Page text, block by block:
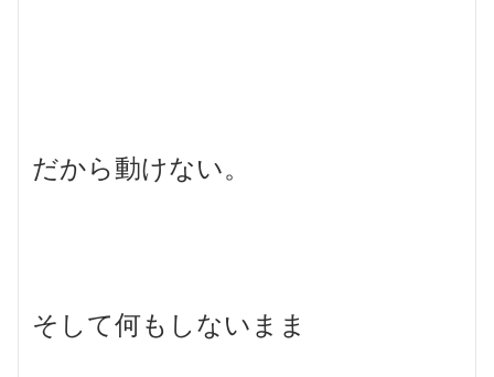
だから動けない。
そして何もしないまま